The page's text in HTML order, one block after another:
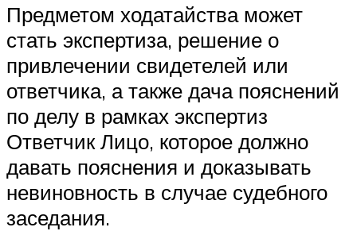
Предметом ходатайства может
стать экспертиза, решение о
привлечении свидетелей или
ответчика, а также дача пояснений
по делу в рамках экспертиз
Ответчик Лицо, которое должно
давать пояснения и доказывать
невиновность в случае судебного
заседания.